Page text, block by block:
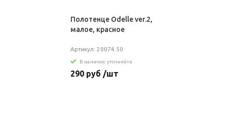
Полотенце Odelle ver.2,
малое, красное
Артикул: 20074.50
В наличии: уточняйте
290 руб /шт